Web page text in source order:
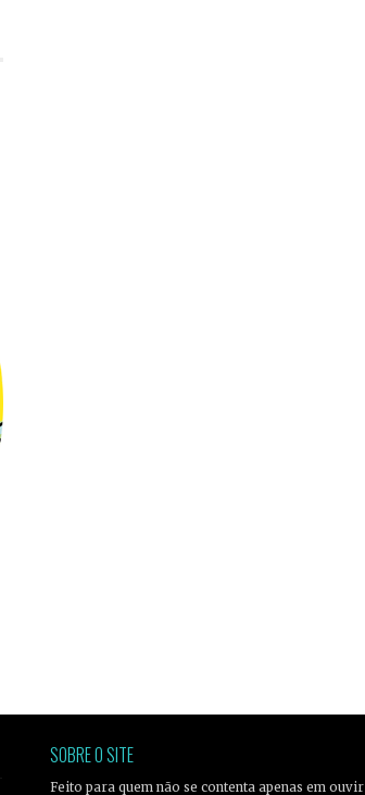
SOBRE O SITE
Feito para quem não se contenta apenas em ouvir